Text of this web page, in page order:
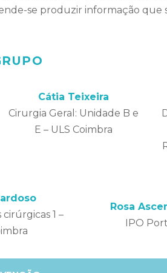
se produzir informação
Cátia Teixeira
Cirurgia Geral: Unidade B e
E – ULS Coimbra
1 –
Rosa
IPO